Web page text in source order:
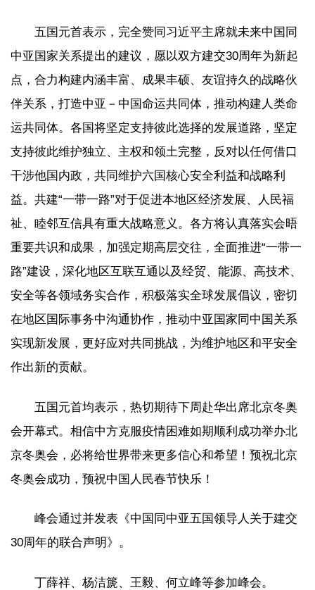
五国元首表示，完全赞同习近平主席就未来中国同
中亚国家关系提出的建议，愿以双方建交30周年为新起
点，合力构建内涵丰富、成果丰硕、友谊持久的战略伙
伴关系，打造中亚－中国命运共同体，推动构建人类命
运共同体。各国将坚定支持彼此选择的发展道路，坚定
支持彼此维护独立、主权和领土完整，反对以任何借口
干涉他国内政，共同维护六国核心安全利益和战略利
益。共建“一带一路”对于促进本地区经济发展、人民福
祉、睦邻互信具有重大战略意义。各方将认真落实会晤
重要共识和成果，加强定期高层交往，全面推进“一带一
路”建设，深化地区互联互通以及经贸、能源、高技术、
安全等各领域务实合作，积极落实全球发展倡议，密切
在地区国际事务中沟通协作，推动中亚国家同中国关系
实现新发展，更好应对共同挑战，为维护地区和平安全
作出新的贡献。
五国元首均表示，热切期待下周赴华出席北京冬奥
会开幕式。相信中方克服疫情困难如期顺利成功举办北
京冬奥会，必将给世界带来更多信心和希望！预祝北京
冬奥会成功，预祝中国人民春节快乐！
峰会通过并发表《中国同中亚五国领导人关于建交
30周年的联合声明》。
丁薛祥、杨洁篪、王毅、何立峰等参加峰会。